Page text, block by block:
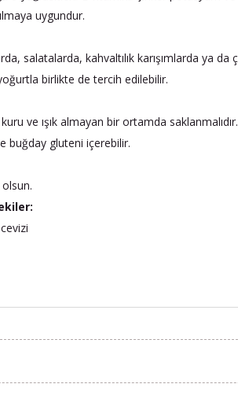
uygundur.
salatalarda, kahvaltılık karışımlarda ya
birlikte de tercih edilebilir.
ve ışık almayan bir ortamda
buğday gluteni içerebilir.